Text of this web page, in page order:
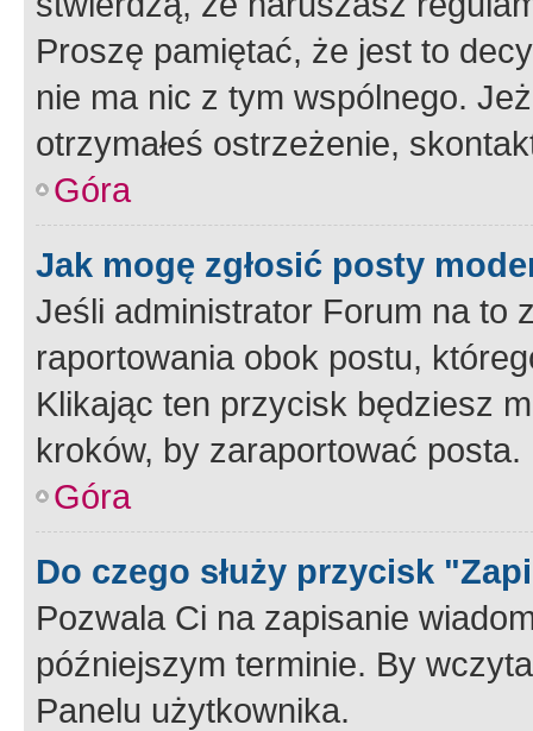
Proszę pamiętać, że jest to
nie ma nic z tym wspólnego.
otrzymałeś ostrzeżenie,
Góra
Jak mogę zgłosić posty
Jeśli administrator Forum na to
raportowania obok postu,
Klikając ten przycisk będziesz
kroków, by zaraportować posta.
Góra
Do czego służy przycisk
Pozwala Ci na zapisanie
późniejszym terminie. By
Panelu użytkownika.